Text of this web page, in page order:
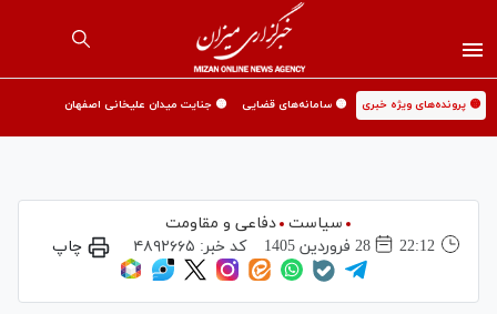
🟡 پرونده‌های ویژه خبری 🟡 سامانه‌های قضایی 🟡 جنایت میدان علیخانی اصفهان
سیاست
دفاعی و مقاومت
22:12
28 فروردين 1405 کد خبر: ۴۸۹۲۶۶۵ چاپ